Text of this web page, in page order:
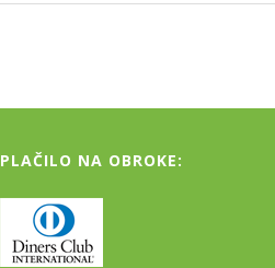
PLAČILO NA OBROKE: